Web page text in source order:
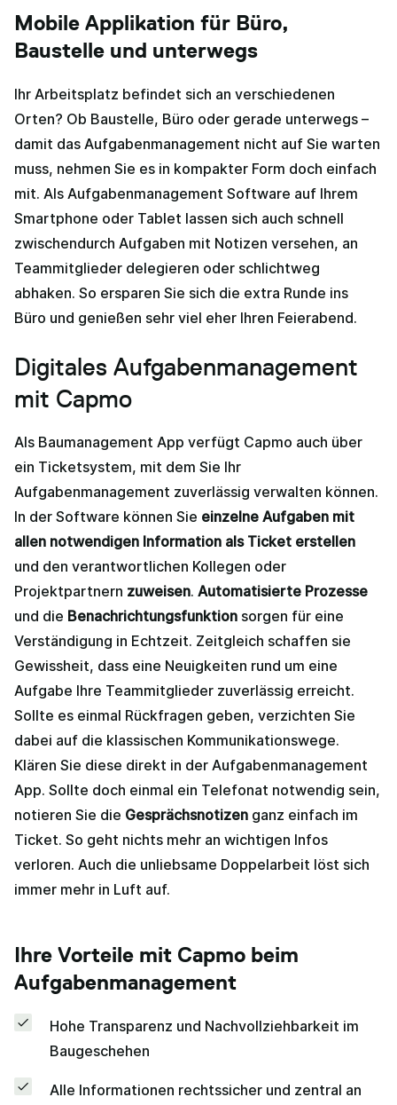
Mobile Applikation für Büro,
Baustelle und unterwegs
Ihr Arbeitsplatz befindet sich an verschiedenen
Orten? Ob Baustelle, Büro oder gerade unterwegs –
damit das Aufgabenmanagement nicht auf Sie warten
muss, nehmen Sie es in kompakter Form doch einfach
mit. Als Aufgabenmanagement Software auf Ihrem
Smartphone oder Tablet lassen sich auch schnell
zwischendurch Aufgaben mit Notizen versehen, an
Teammitglieder delegieren oder schlichtweg
abhaken. So ersparen Sie sich die extra Runde ins
Büro und genießen sehr viel eher Ihren Feierabend.
Digitales Aufgabenmanagement
mit Capmo
Als Baumanagement App verfügt Capmo auch über
ein Ticketsystem, mit dem Sie Ihr
Aufgabenmanagement zuverlässig verwalten können.
In der Software können Sie einzelne Aufgaben mit
allen notwendigen Information als Ticket erstellen
und den verantwortlichen Kollegen oder
Projektpartnern zuweisen. Automatisierte Prozesse
und die Benachrichtungsfunktion sorgen für eine
Verständigung in Echtzeit. Zeitgleich schaffen sie
Gewissheit, dass eine Neuigkeiten rund um eine
Aufgabe Ihre Teammitglieder zuverlässig erreicht.
Sollte es einmal Rückfragen geben, verzichten Sie
dabei auf die klassischen Kommunikationswege.
Klären Sie diese direkt in der Aufgabenmanagement
App. Sollte doch einmal ein Telefonat notwendig sein,
notieren Sie die Gesprächsnotizen ganz einfach im
Ticket. So geht nichts mehr an wichtigen Infos
verloren. Auch die unliebsame Doppelarbeit löst sich
immer mehr in Luft auf.
Ihre Vorteile mit Capmo beim
Aufgabenmanagement
Hohe Transparenz und Nachvollziehbarkeit im
Baugeschehen
Alle Informationen rechtssicher und zentral an